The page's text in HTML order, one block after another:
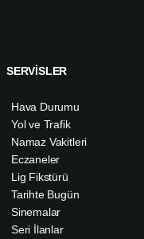
SERVİSLER
Hava Durumu
Yol ve Trafik
Namaz Vakitleri
Eczaneler
Lig Fikstürü
Tarihte Bugün
Sinemalar
Seri İlanlar